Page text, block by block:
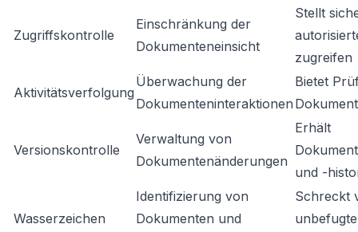
Zugriffskontrolle
Einschränkung der
Dokumenteneinsicht
Stellt
zugreifen
Aktivitätsverfolgung
Überwachung der
Dokumenteninteraktionen
Bietet
Versionskontrolle
Verwaltung von
Dokumentenänderungen
Erhält
und -
Wasserzeichen
Identifizierung von
Dokumenten und
Schreckt